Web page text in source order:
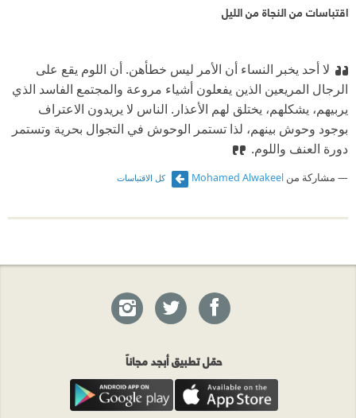
اقتباسات من النجاة من الليل
لا أحد يخبر النساء أن الأمر ليس خطأهن. أن اللوم يقع على
الرجال المريعين الذين يفعلون أشياء مروعة والمجتمع الفاسد الذي
يربيهم، يشكلهم، يختلق لهم الأعذار. الناس لا يريدون الاعتراف
بوجود وحوش بينهم، لذا تستمر الوحوش في التجوال بحرية وتستمر
دورة العنف واللوم.
مشاركة من Mohamed Alwakeel كل الاقتباسات
حمّل تطبيق أبجد مجاناً